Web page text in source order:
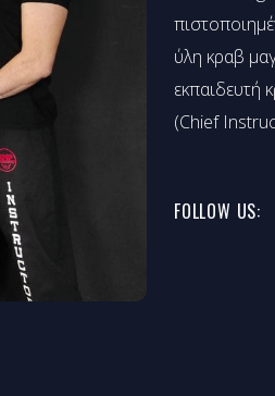
ύλη κραβ
εκπαιδευτή
(Chief
FOLLOW US: